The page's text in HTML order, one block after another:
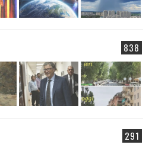
838
291